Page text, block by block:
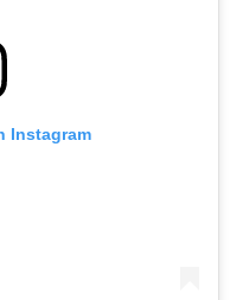
Instagram